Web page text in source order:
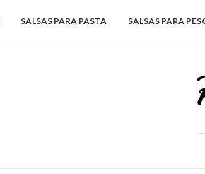
SALSAS PARA PASTA SALSAS PARA